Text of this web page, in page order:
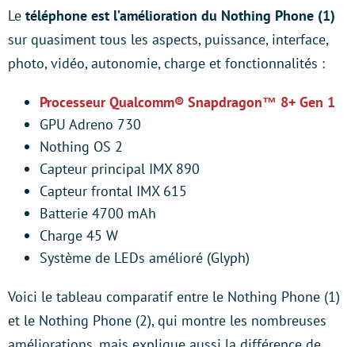
Le téléphone est l’amélioration du Nothing Phone (1)
sur quasiment tous les aspects, puissance, interface,
photo, vidéo, autonomie, charge et fonctionnalités :
Processeur Qualcomm® Snapdragon™ 8+ Gen 1
GPU Adreno 730
Nothing OS 2
Capteur principal IMX 890
Capteur frontal IMX 615
Batterie 4700 mAh
Charge 45 W
Système de LEDs amélioré (Glyph)
Voici le tableau comparatif entre le Nothing Phone (1)
et le Nothing Phone (2), qui montre les nombreuses